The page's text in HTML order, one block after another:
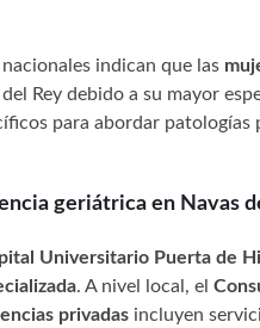
indican que las
Rey debido a su mayor
para abordar
geriátrica en Navas
Universitario Puerta de
. A nivel local, el
privadas incluyen